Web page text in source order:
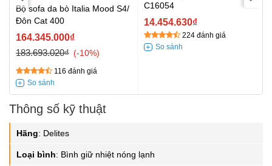
Bộ sofa da bò Italia Mood S4/
Đôn Cat 400
164.345.000₫
183.693.020₫
-10%
116 đánh giá
C16054
14.454.630₫
224 đánh giá
Thông số kỹ thuật
Hãng: Delites
Loại bình: Bình giữ nhiệt nóng lạnh